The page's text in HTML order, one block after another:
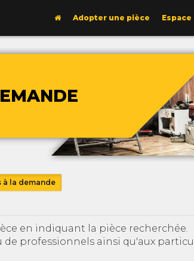
Adopter une pièce Espace
à la demande
en indiquant la pièce recherchée.
de professionnels ainsi qu'aux